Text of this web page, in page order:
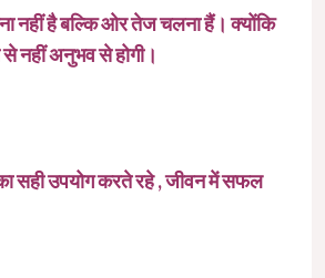
नहीं है बल्कि ओर तेज चलना हैं। क्योंकि
नहीं अनुभव से होगी।
सही उपयोग करते रहे , जीवन में सफल